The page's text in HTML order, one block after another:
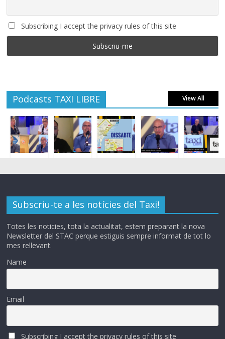
Subscribing I accept the privacy rules of this site
Podcasts TAXI LIBRE View All
Subscriu-te a les notícies del Taxi!
Totes les noticies, tota la actualitat, estem preparant la nova
Newsletter del STAC perque estiguis sempre informat de tot lo
mes rellevant.
Name
Email
Subscribing I accept the privacy rules of this site